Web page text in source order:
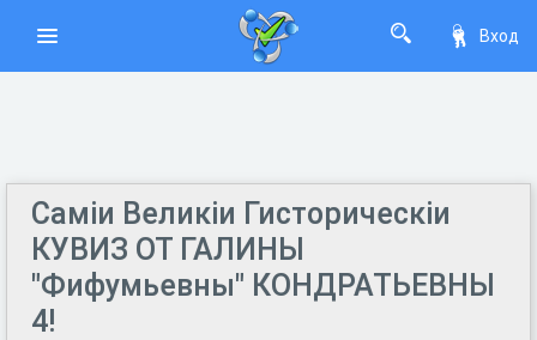
Вход
Самiи Великiи Гисторическiи
КУВИЗ ОТ ГАЛИНЫ
"Фифумьевны" КОНДРАТЬЕВНЫ
4!